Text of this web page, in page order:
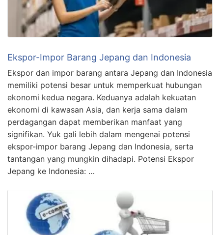
Ekspor-Impor Barang Jepang dan Indonesia
Ekspor dan impor barang antara Jepang dan Indonesia
memiliki potensi besar untuk memperkuat hubungan
ekonomi kedua negara. Keduanya adalah kekuatan
ekonomi di kawasan Asia, dan kerja sama dalam
perdagangan dapat memberikan manfaat yang
signifikan. Yuk gali lebih dalam mengenai potensi
ekspor-impor barang Jepang dan Indonesia, serta
tantangan yang mungkin dihadapi. Potensi Ekspor
Jepang ke Indonesia: …